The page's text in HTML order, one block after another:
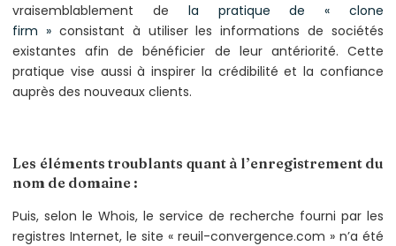
vraisemblablement de la pratique de « clone
firm »consistant à utiliser les informations de sociétés
existantes afin de bénéficier de leur antériorité. Cette
pratique vise aussi à inspirer la crédibilité et la confiance
auprès des nouveaux clients.
Les éléments troublants quant à l’enregistrement du
nom de domaine :
Puis, selon le Whois, le service de recherche fourni par les
registres Internet, le site « reuil-convergence.com » n’a été